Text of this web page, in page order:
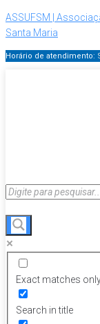
ASSUFSM |
Santa Maria
Horário de atendimento:
Exact matches
Search in title